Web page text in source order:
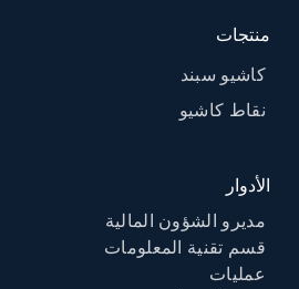
منتجات
كاشيو سبند
نقاط كاشيو
الأدوار
مديرو الشؤون المالية
قسم تقنية المعلومات
عمليات